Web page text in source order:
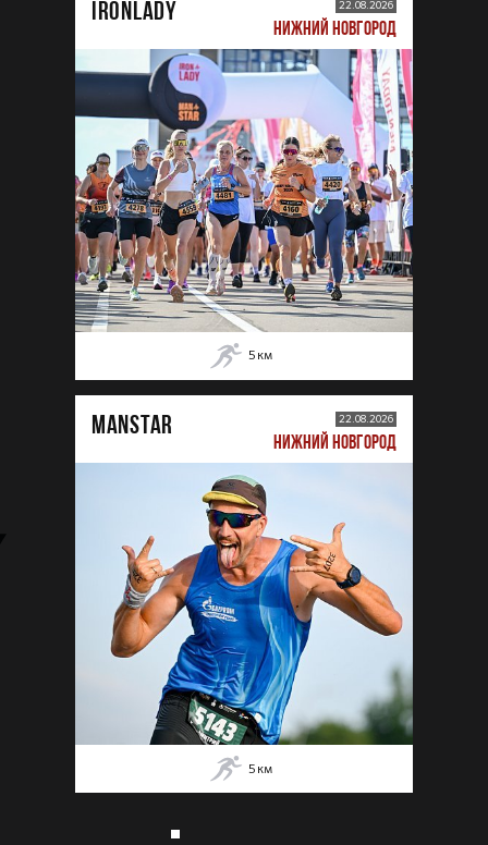
IRONLADY 22.08.2026
НИЖНИЙ НОВГОРОД
5 км
MANSTAR 22.08.2026
НИЖНИЙ НОВГОРОД
5 км